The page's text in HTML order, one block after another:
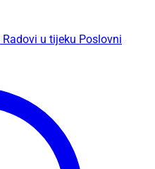
Radovi u tijeku Poslovni